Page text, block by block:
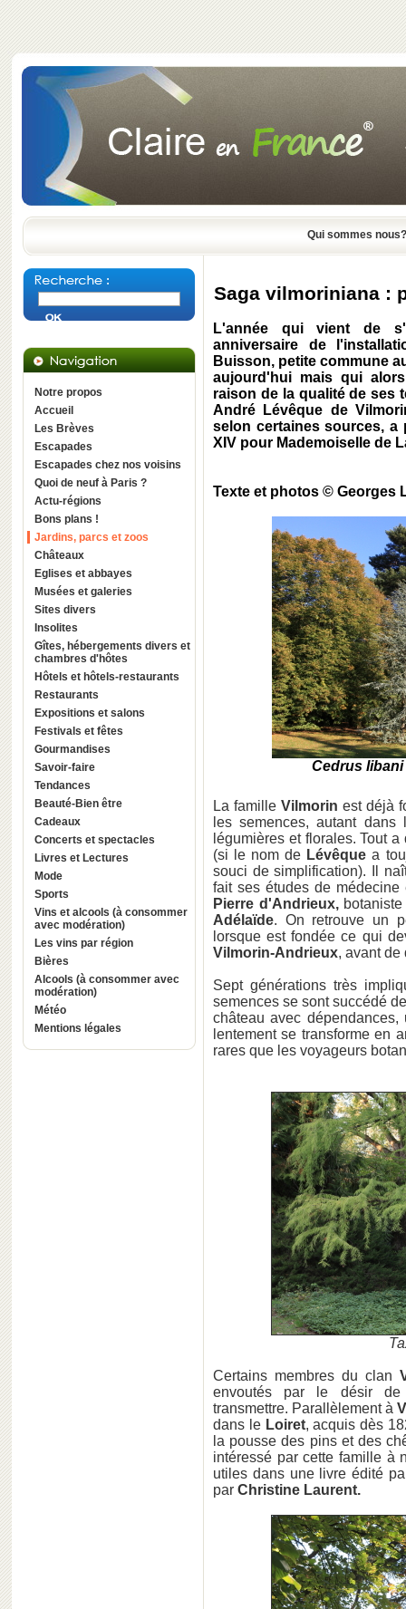
Qui sommes nous?
Notre propos
Accueil
Les Brèves
Escapades
Escapades chez nos voisins
Quoi de neuf à Paris ?
Actu-régions
Bons plans !
Jardins, parcs et zoos
Châteaux
Eglises et abbayes
Musées et galeries
Sites divers
Insolites
Gîtes, hébergements divers et
chambres d'hôtes
Hôtels et hôtels-restaurants
Restaurants
Expositions et salons
Festivals et fêtes
Gourmandises
Savoir-faire
Tendances
Beauté-Bien être
Cadeaux
Concerts et spectacles
Livres et Lectures
Mode
Sports
Vins et alcools (à consommer
avec modération)
Les vins par région
Bières
Alcools (à consommer avec
modération)
Météo
Mentions légales
Saga vilmoriniana :
L'année qui vient de
anniversaire de
Buisson, petite commune
aujourd'hui mais qui
raison de la qualité de ses
André Lévêque de
selon certaines sources, a
XIV pour Mademoiselle de
Texte et photos © Georges
Cedrus
La famille Vilmorin est déjà
les semences, autant
légumières et florales. Tout
(si le nom de Lévêque a
souci de simplification). Il
fait ses études de
Pierre d'Andrieux,
Adélaïde. On retrouve un
lorsque est fondée ce qui
Vilmorin-Andrieux, avant
Sept générations très
semences se sont succédé
château avec
lentement se transforme en
rares que les voyageurs
Certains membres du clan
envoutés par le désir de
transmettre. Parallèlement à
dans le Loiret, acquis dès
la pousse des pins et des
intéressé par cette famille à
utiles dans une livre édité
par Christine Laurent.